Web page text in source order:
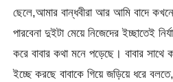
ছেলে,আমার বান্ধবীরা আর আমি বাদে
পারবেনা দুইটা মেয়ে নিজেদের ইচ্ছাতেই
করে বাবার কথা মনে পড়েছে। বাবার
ইচ্ছে করছে বাবাকে গিয়ে জড়িয়ে ধরে